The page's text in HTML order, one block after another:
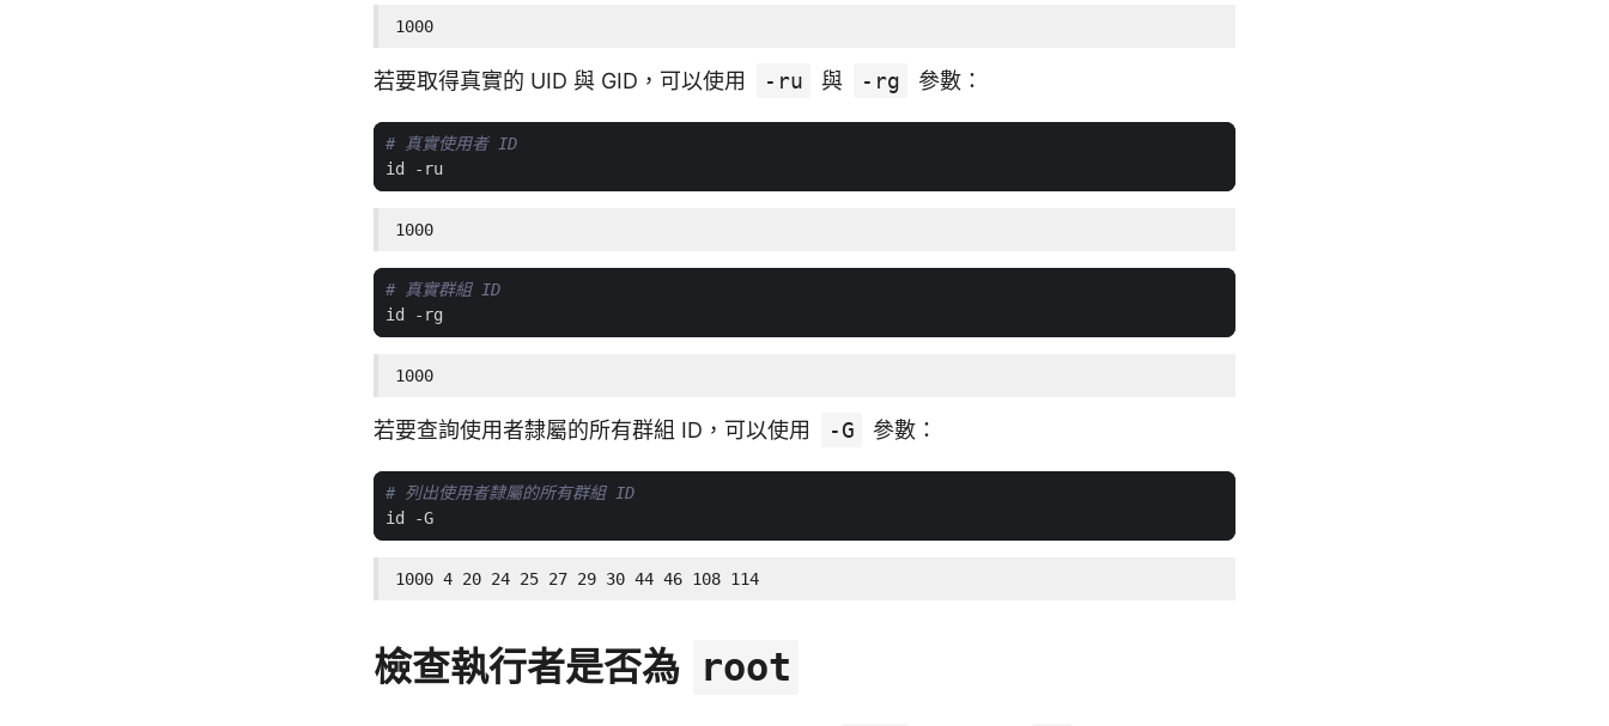
1000
若要取得真實的 UID 與 GID，可以使用 -ru 與 -rg 參數：
# 真實使用者 ID
1000
# 真實群組 ID
1000
若要查詢使用者隸屬的所有群組 ID，可以使用 -G 參數：
# 列出使用者隸屬的所有群組 ID
1000 4 20 24 25 27 29 30 44 46 108 114
檢查執行者是否為 root